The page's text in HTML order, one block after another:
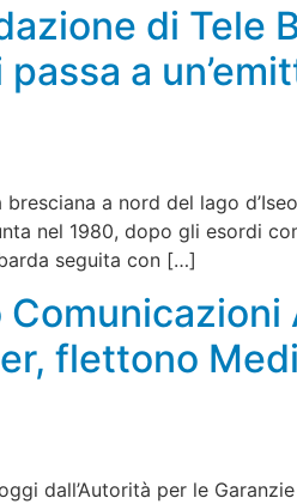
di Tele
a
a nord del lago
nel 1980, dopo gli esordi
seguita con […]
flettono
dall’Autorità per le